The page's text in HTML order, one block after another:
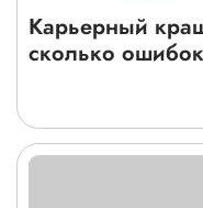
Карьерный
сколько